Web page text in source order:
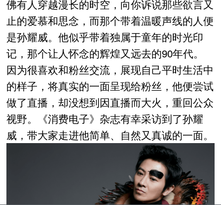
佛有人穿越漫长的时空，向你诉说那些欲言又
止的爱慕和思念，而那个带着温暖声线的人便
是孙耀威。他似乎带着独属于童年的时光印
记，那个让人怀念的辉煌又远去的90年代。
因为很喜欢和粉丝交流，展现自己平时生活中
的样子，将真实的一面呈现给粉丝，他便尝试
做了直播，却没想到因直播而大火，重回公众
视野。《消费电子》杂志有幸采访到了孙耀
威，带大家走进他简单、自然又真诚的一面。